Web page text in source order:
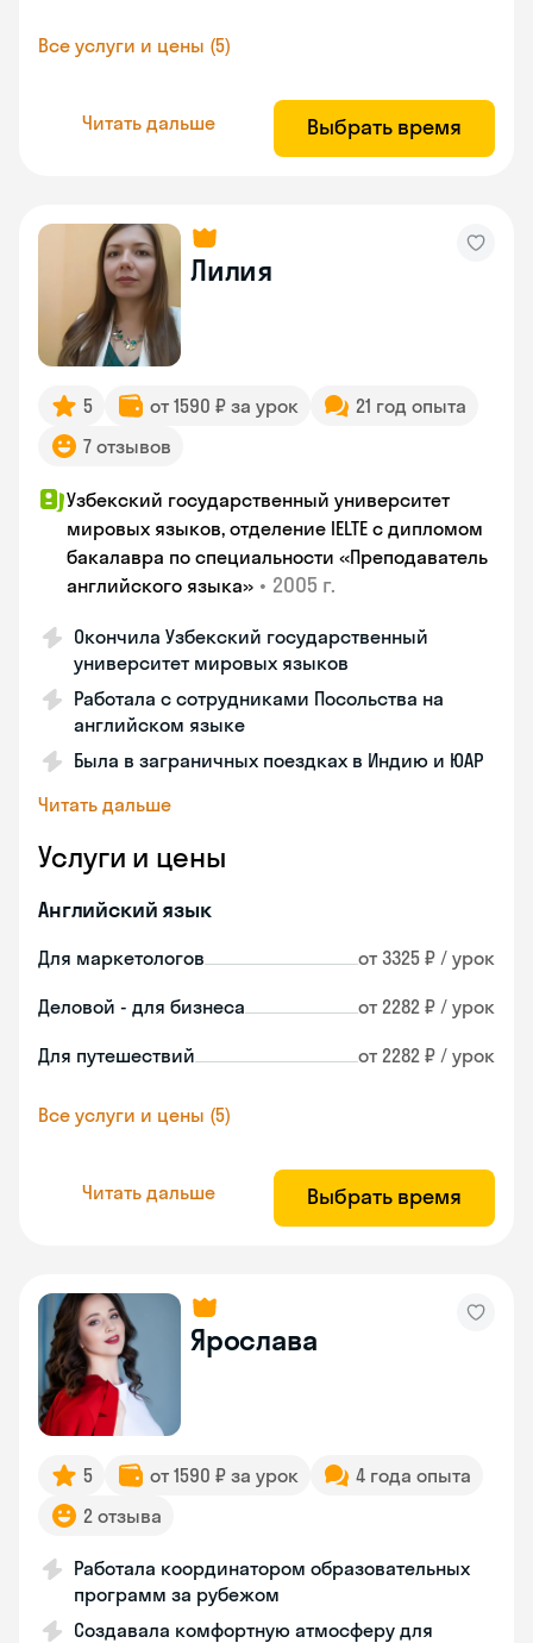
Все услуги и цены (5)
Читать дальше Выбрать время
Лилия
5 от 1590 ₽ за урок
21 год опыта
7 отзывов
Узбекский государственный университет
мировых языков, отделение IELTE с дипломом
бакалавра по специальности «Преподаватель
английского языка» • 2005 г.
Окончила Узбекский государственный
университет мировых языков
Работала с сотрудниками Посольства на
английском языке
Была в заграничных поездках в Индию и ЮАР
Читать дальше
Услуги и цены
Английский язык
Для маркетологов от 3325 ₽ / урок
Деловой - для бизнеса от 2282 ₽ / урок
Для путешествий от 2282 ₽ / урок
Все услуги и цены (5)
Читать дальше Выбрать время
Ярослава
5 от 1590 ₽ за урок
4 года опыта
2 отзыва
Работала координатором образовательных
программ за рубежом
Создавала комфортную атмосферу для